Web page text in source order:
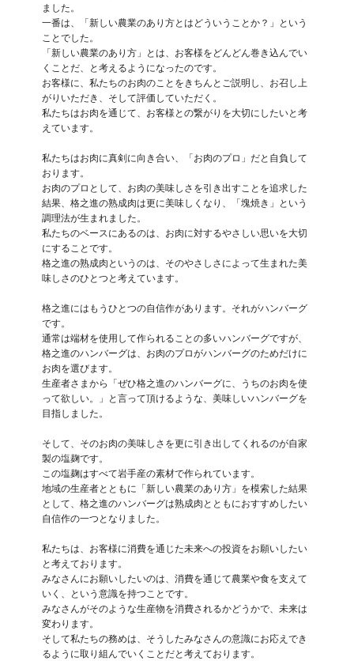
ました。
一番は、「新しい農業のあり方とはどういうことか？」という
ことでした。
「新しい農業のあり方」とは、お客様をどんどん巻き込んでい
くことだ、と考えるようになったのです。
お客様に、私たちのお肉のことをきちんとご説明し、お召し上
がりいただき、そして評価していただく。
私たちはお肉を通じて、お客様との繋がりを大切にしたいと考
えています。
私たちはお肉に真剣に向き合い、「お肉のプロ」だと自負して
おります。
お肉のプロとして、お肉の美味しさを引き出すことを追求した
結果、格之進の熟成肉は更に美味しくなり、「塊焼き」という
調理法が生まれました。
私たちのベースにあるのは、お肉に対するやさしい思いを大切
にすることです。
格之進の熟成肉というのは、そのやさしさによって生まれた美
味しさのひとつと考えています。
格之進にはもうひとつの自信作があります。それがハンバーグ
です。
通常は端材を使用して作られることの多いハンバーグですが、
格之進のハンバーグは、お肉のプロがハンバーグのためだけに
お肉を選びます。
生産者さまから「ぜひ格之進のハンバーグに、うちのお肉を使
って欲しい。」と言って頂けるような、美味しいハンバーグを
目指しました。
そして、そのお肉の美味しさを更に引き出してくれるのが自家
製の塩麹です。
この塩麹はすべて岩手産の素材で作られています。
地域の生産者とともに「新しい農業のあり方」を模索した結果
として、格之進のハンバーグは熟成肉とともにおすすめしたい
自信作の一つとなりました。
私たちは、お客様に消費を通じた未来への投資をお願いしたい
と考えております。
みなさんにお願いしたいのは、消費を通じて農業や食を支えて
いく、という意識を持つことです。
みなさんがそのような生産物を消費されるかどうかで、未来は
変わります。
そして私たちの務めは、そうしたみなさんの意識にお応えでき
るように取り組んでいくことだと考えております。